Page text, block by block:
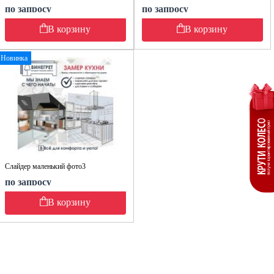
по запросу
В корзину
по запросу
В корзину
Новинка
Слайдер маленький фото3
по запросу
В корзину